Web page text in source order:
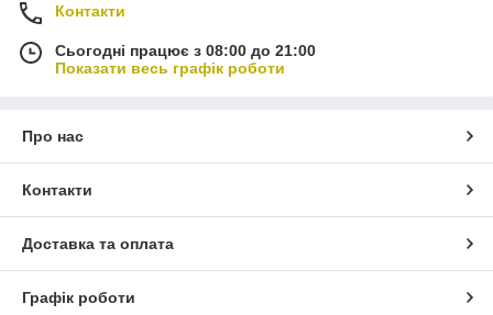
Контакти
Сьогодні працює з 08:00 до 21:00
Показати весь графік роботи
Про нас
Контакти
Доставка та оплата
Графік роботи